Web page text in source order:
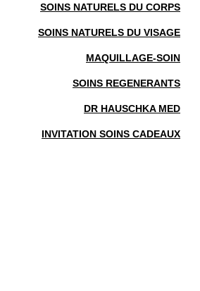
SOINS NATURELS DU CORPS
SOINS NATURELS DU VISAGE
MAQUILLAGE-SOIN
SOINS REGENERANTS
DR HAUSCHKA MED
INVITATION SOINS CADEAUX